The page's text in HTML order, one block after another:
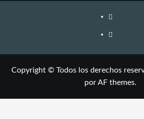
Copyright © Todos los derechos
por AF themes.